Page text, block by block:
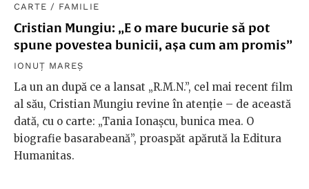
CARTE / FAMILIE
Cristian Mungiu: „E o mare bucurie să pot
spune povestea bunicii, așa cum am promis”
IONUȚ MAREȘ
La un an după ce a lansat „R.M.N.”, cel mai recent film
al său, Cristian Mungiu revine în atenţie – de această
dată, cu o carte: „Tania Ionaşcu, bunica mea. O
biografie basarabeană”, proaspăt apărută la Editura
Humanitas.